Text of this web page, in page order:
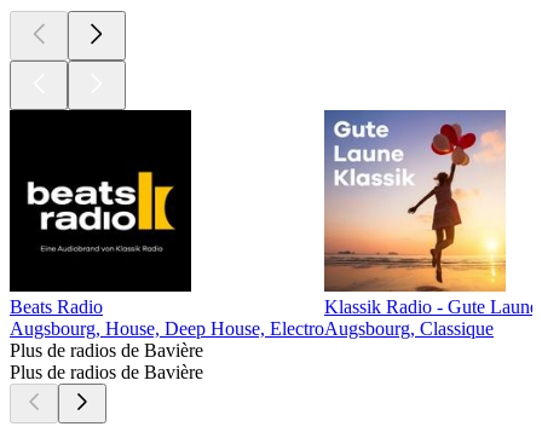
Beats Radio
Augsbourg, House, Deep House, Electro
Klassik Radio - Gute
Augsbourg, Classique
Plus de radios de Bavière
Plus de radios de Bavière